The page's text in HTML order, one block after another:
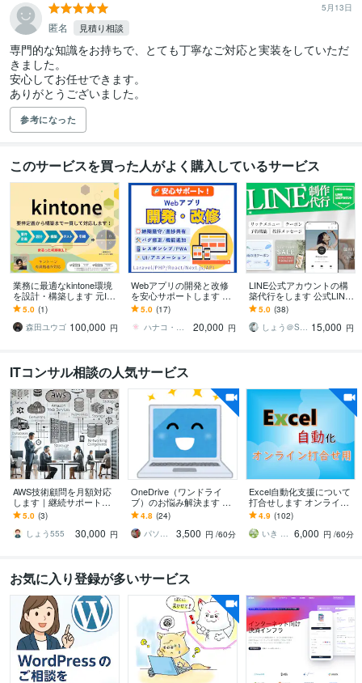
5月13日
匿名 見積り相談
専門的な知識をお持ちで、とても丁寧なご対応と実装をしていただ
きました。
安心してお任せできます。
ありがとうございました。
参考になった
このサービスを買った人がよく購入しているサービス
業務に最適なkintone環境
を設計・構築します 元IT
インフラエンジニアが運
用を見据えて初期構築し
ます。
5.0 (1)
森田ユウゴ 100,000 円
Webアプリの開発と改修
を安心サポートします Re
act／WordPress／Laravel
／API連携
5.0 (17)
ハナコ・ピクセル
20,000 円
LINE公式アカウントの構
築代行をします 公式LINE
｜拡張ツールのエルメ・L
ステップの対応も可能
5.0 (38)
しょう＠SNS・LINEマーケター 15,000 円
ITコンサル相談の人気サービス
AWS技術顧問を月額対応
します｜継続サポートし
ます ちょうど良いコスト
で貴社AWS環境を継続的
に伴奏支援します！
5.0 (3)
しょう555
30,000 円
OneDrive（ワンドライ
ブ）のお悩み解決ます そ
の他のクラウドサービス
でも相談可能です。Googl
eなど
4.8 (24)
パソコントラブル対応のミライスコープ
3,500 円 /60分
Excel自動化支援について
打合せします オンライン
打合せ専用の出品です
4.9 (102)
いき 育児中 6,000 円 /60分
お気に入り登録が多いサービス